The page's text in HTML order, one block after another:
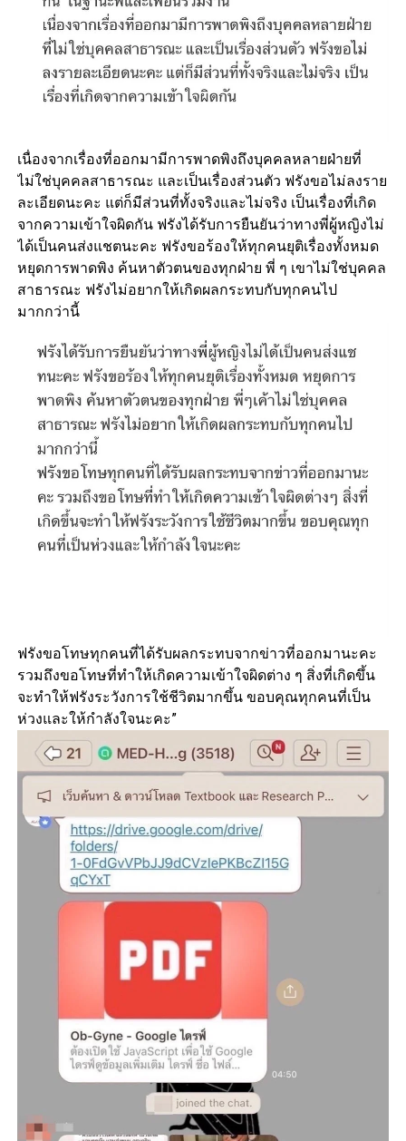
เนื่องจากเรื่องที่ออกมามีการพาดพิงถึงบุคคลหลายฝ่ายที่
ไม่ใช่บุคคลสาธารณะ และเป็นเรื่องส่วนตัว ฟรังขอไม่ลงราย
ละเอียดนะคะ แต่ก็มีส่วนที่ทั้งจริงและไม่จริง เป็นเรื่องที่เกิด
จากความเข้าใจผิดกัน ฟรังได้รับการยืนยันว่าทางพี่ผู้หญิงไม่
ได้เป็นคนส่งแชตนะคะ ฟรังขอร้องให้ทุกคนยุติเรื่องทั้งหมด
หยุดการพาดพิง ค้นหาตัวตนของทุกฝ่าย พี่ ๆ เขาไม่ใช่บุคคล
สาธารณะ ฟรังไม่อยากให้เกิดผลกระทบกับทุกคนไป
มากกว่านี้
ฟรังขอโทษทุกคนที่ได้รับผลกระทบจากข่าวที่ออกมานะคะ
รวมถึงขอโทษที่ทำให้เกิดความเข้าใจผิดต่าง ๆ สิ่งที่เกิดขึ้น
จะทำให้ฟรังระวังการใช้ชีวิตมากขึ้น ขอบคุณทุกคนที่เป็น
ห่วงและให้กำลังใจนะคะ”